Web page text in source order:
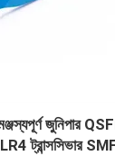
জুনিপার
ট্রান্সসিভার